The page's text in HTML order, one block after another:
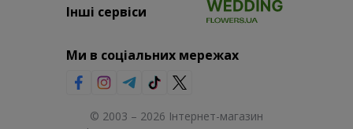
Інші сервіси
Ми в соціальних мережах
© 2003 – 2026 Інтернет-магазин